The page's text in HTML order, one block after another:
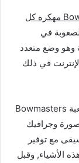
تحميل لعبة Bowmasters مهكره كل
في
وهو وضع متعدد
في ذلك
وبالنسبة للتفاصيل التقنية الموجودة بعد تحميل لعبة Bowmasters
وجرافيك
مع توفير
الأشياء, وقبل